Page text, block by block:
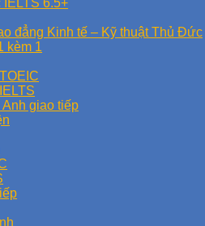
IELTS 6.5+
đẳng Kinh tế – Kỹ thuật Thủ Đức
kèm 1
Anh giao tiếp